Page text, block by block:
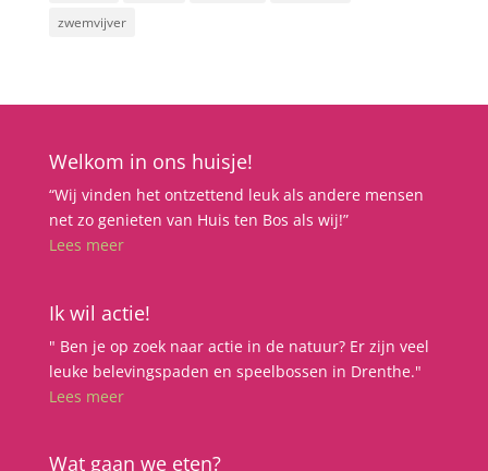
zwemvijver
Welkom in ons huisje!
“Wij vinden het ontzettend leuk als andere mensen
net zo genieten van Huis ten Bos als wij!”
Lees meer
Ik wil actie!
" Ben je op zoek naar actie in de natuur? Er zijn veel
leuke belevingspaden en speelbossen in Drenthe."
Lees meer
Wat gaan we eten?